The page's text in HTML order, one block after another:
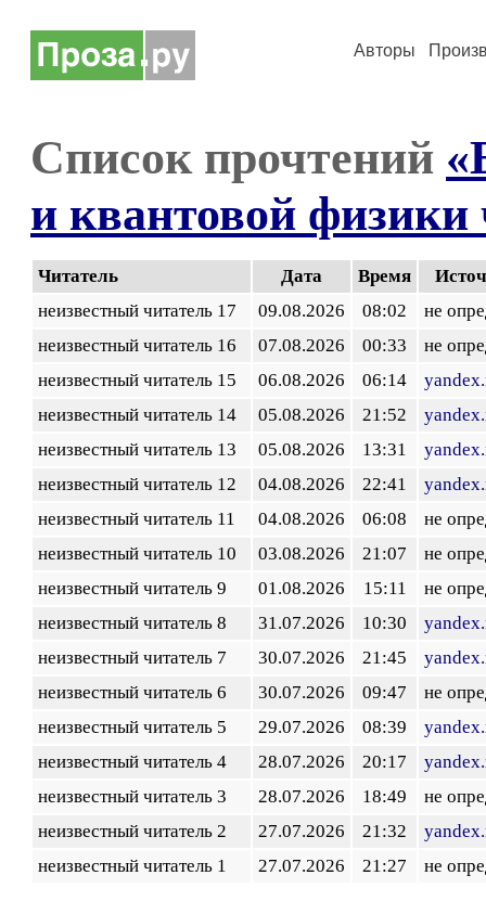
Авторы
Список прочтений
и квантовой физики
Читатель Дата Время
неизвестный читатель 17
09.08.2026 08:02
не
неизвестный читатель 16
07.08.2026 00:33
не
неизвестный читатель 15
06.08.2026 06:14
неизвестный читатель 14
05.08.2026 21:52
неизвестный читатель 13
05.08.2026 13:31
неизвестный читатель 12
04.08.2026 22:41
неизвестный читатель 11
04.08.2026 06:08
не
неизвестный читатель 10
03.08.2026 21:07
не
неизвестный читатель 9
01.08.2026 15:11
не
неизвестный читатель 8
31.07.2026 10:30
неизвестный читатель 7
30.07.2026 21:45
неизвестный читатель 6
30.07.2026 09:47
не
неизвестный читатель 5
29.07.2026 08:39
неизвестный читатель 4
28.07.2026 20:17
неизвестный читатель 3
28.07.2026 18:49
не
неизвестный читатель 2
27.07.2026 21:32
неизвестный читатель 1
27.07.2026 21:27 не